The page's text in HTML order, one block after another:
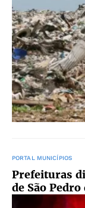
PORTAL MUNICÍPIOS
Prefeituras
de São